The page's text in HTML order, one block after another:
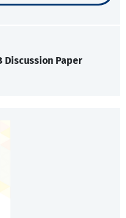
Discussion Paper